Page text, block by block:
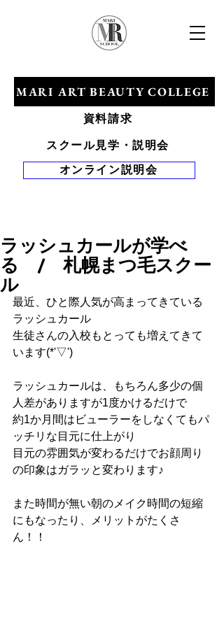
スクール見学・説明会
資料請求
MARI ART BEAUTY COLLEGE
オンライン説明会
ラッシュカールが学べ
る / 札幌まつ毛スクー
ル
最近、ひと際人気が高まってきている
ラッシュカール
生徒さんの入校もとっても増えてきて
います(*'▽')
ラッシュカールは、もちろん多少の個
人差がありますが1度かけるだけで
約1か月間はビューラーをしなくてもパ
ッチリな目元に仕上がり
目元の雰囲気が変わるだけでお顔周り
の印象はガラッと変わります♪
また時間が無い朝のメイク時間の短縮
にもなったり、メリットがたくさ
ん！！